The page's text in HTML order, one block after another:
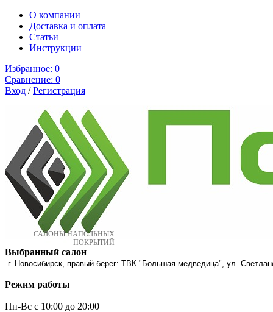
О компании
Доставка и оплата
Cтатьи
Инструкции
Избранное: 0
Сравнение: 0
Вход /Регистрация
САЛОНЫ НАПОЛЬНЫХ
ПОКРЫТИЙ
Выбранный салон
Режим работы
Пн-Вс с 10:00 до 20:00